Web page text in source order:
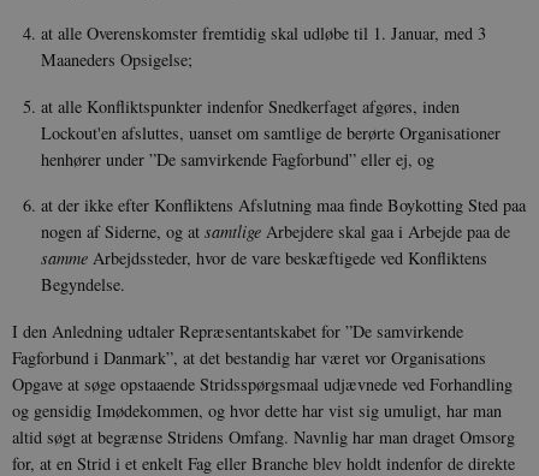
at alle Overenskomster fremtidig skal udløbe til 1. Januar, med 3
Maaneders Opsigelse;
at alle Konfliktspunkter indenfor Snedkerfaget afgøres, inden
Lockout'en afsluttes, uanset om samtlige de berørte Organisationer
henhører under ”De samvirkende Fagforbund” eller ej, og
at der ikke efter Konfliktens Afslutning maa finde Boykotting Sted paa
nogen af Siderne, og atsamtligeArbejdere skal gaa i Arbejde paa de
sammeArbejdssteder, hvor de vare beskæftigede ved Konfliktens
Begyndelse.
I den Anledning udtaler Repræsentantskabet for ”De samvirkende
Fagforbund i Danmark”, at det bestandig har været vor Organisations
Opgave at søge opstaaende Stridsspørgsmaal udjævnede ved Forhandling
og gensidig Imødekommen, og hvor dette har vist sig umuligt, har man
altid søgt at begrænse Stridens Omfang. Navnlig har man draget Omsorg
for, at en Strid i et enkelt Fag eller Branche blev holdt indenfor de direkte